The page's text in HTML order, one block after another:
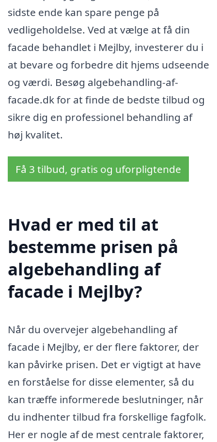
sidste ende kan spare penge på
vedligeholdelse. Ved at vælge at få din
facade behandlet i Mejlby, investerer du i
at bevare og forbedre dit hjems udseende
og værdi. Besøg algebehandling-af-
facade.dk for at finde de bedste tilbud og
sikre dig en professionel behandling af
høj kvalitet.
Få 3 tilbud, gratis og uforpligtende
Hvad er med til at
bestemme prisen på
algebehandling af
facade i Mejlby?
Når du overvejer algebehandling af
facade i Mejlby, er der flere faktorer, der
kan påvirke prisen. Det er vigtigt at have
en forståelse for disse elementer, så du
kan træffe informerede beslutninger, når
du indhenter tilbud fra forskellige fagfolk.
Her er nogle af de mest centrale faktorer,